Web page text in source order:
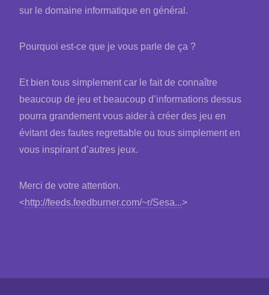
sur le domaine informatique en général.
Pourquoi est-ce que je vous parle de ça ?
Et bien tous simplement car le fait de connaître
beaucoup de jeu et beaucoup d’informations dessus
pourra grandement vous aider à créer des jeu en
évitant des fautes regrettable ou tous simplement en
vous inspirant d’autres jeux.
Merci de votre attention.
<http://feeds.feedburner.com/~r/Sesa...>